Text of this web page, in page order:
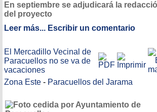
En septiembre se adjudicará la
del proyecto
Leer más... Escribir un comentario
El Mercadillo Vecinal de
Paracuellos no se va de
vacaciones
Zona Este - Paracuellos del Jarama